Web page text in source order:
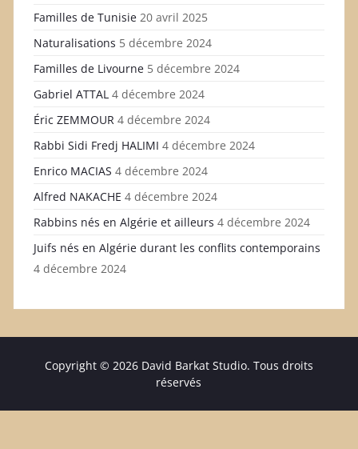
Familles de Tunisie 20 avril 2025
Naturalisations 5 décembre 2024
Familles de Livourne 5 décembre 2024
Gabriel ATTAL 4 décembre 2024
Éric ZEMMOUR 4 décembre 2024
Rabbi Sidi Fredj HALIMI 4 décembre 2024
Enrico MACIAS 4 décembre 2024
Alfred NAKACHE 4 décembre 2024
Rabbins nés en Algérie et ailleurs 4 décembre 2024
Juifs nés en Algérie durant les conflits contemporains
4 décembre 2024
Copyright © 2026 David Barkat Studio. Tous droits
réservés